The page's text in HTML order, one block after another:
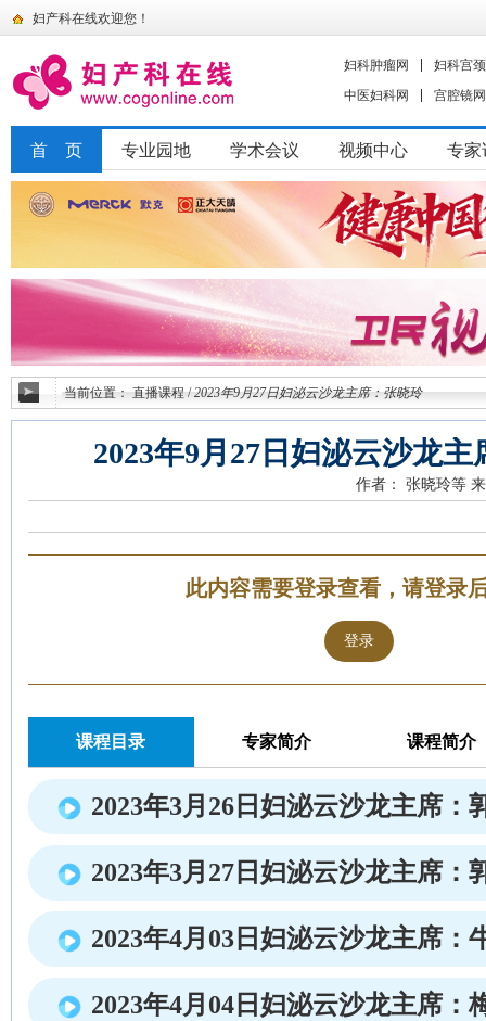
妇产科在线欢迎您！
妇科肿瘤网
妇科宫
中医妇科网
宫腔镜网
首 页 专业园地 学术会议 视频中心 专家
当前位置：直播课程 / 2023年9月27日妇泌云沙龙主席：张晓玲
2023年9月27日妇泌云沙龙主
作者： 张晓玲等
此内容需要登录查看，请登录
登录
课程目录 专家简介 课程简介
2023年3月26日妇泌云沙龙主席：
2023年3月27日妇泌云沙龙主席：
2023年4月03日妇泌云沙龙主席：
2023年4月04日妇泌云沙龙主席：